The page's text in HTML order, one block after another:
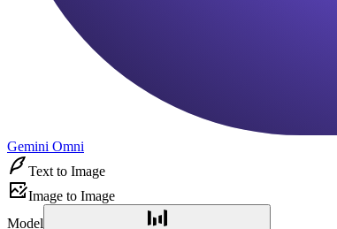
Gemini Omni
Text to Image
Image to Image
Model